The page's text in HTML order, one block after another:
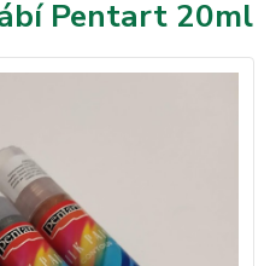
Pentart 20ml